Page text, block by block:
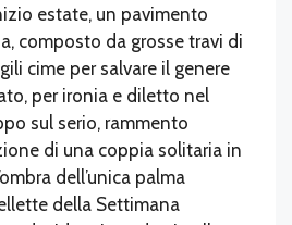
estate, un pavimento
composto da grosse travi di
cime per salvare il genere
per ironia e diletto nel
sul serio, rammento
di una coppia solitaria in
dell’unica palma
della Settimana